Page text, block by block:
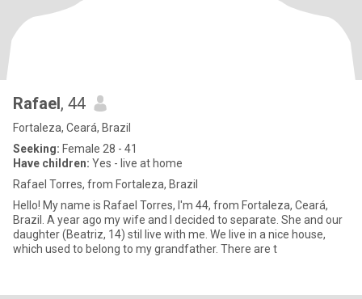
Rafael, 44
Fortaleza, Ceará, Brazil
Seeking: Female 28 - 41
Have children: Yes - live at home
Rafael Torres, from Fortaleza, Brazil
Hello! My name is Rafael Torres, I'm 44, from Fortaleza, Ceará,
Brazil. A year ago my wife and I decided to separate. She and our
daughter (Beatriz, 14) stil live with me. We live in a nice house,
which used to belong to my grandfather. There are t